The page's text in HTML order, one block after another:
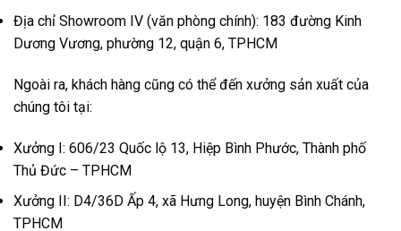
Địa chỉ Showroom IV (văn phòng chính): 183 đường Kinh
Dương Vương, phường 12, quận 6, TPHCM
Ngoài ra, khách hàng cũng có thể đến xưởng sản xuất của
chúng tôi tại:
Xưởng I: 606/23 Quốc lộ 13, Hiệp Bình Phước, Thành phố
Thủ Đức – TPHCM
Xưởng II: D4/36D Ấp 4, xã Hưng Long, huyện Bình Chánh,
TPHCM